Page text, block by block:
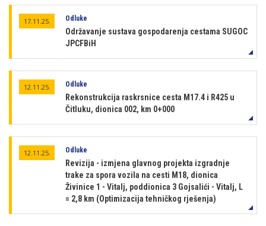
17.11.25. Odluke
Održavanje sustava gospodarenja cestama SUGOC
JPCFBiH
12.11.25. Odluke
Rekonstrukcija raskrsnice cesta M17.4 i R425 u
Čitluku, dionica 002, km 0+000
12.11.25. Odluke
Revizija - izmjena glavnog projekta izgradnje
trake za spora vozila na cesti M18, dionica
Živinice 1 - Vitalj, poddionica 3 Gojsalići - Vitalj, L
= 2,8 km (Optimizacija tehničkog rješenja)